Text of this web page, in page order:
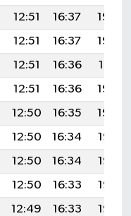
12:51 16:37
19:44
12:51 16:37
19:43
12:51 16:36
19:41
12:51 16:36
19:40
12:50 16:35
19:39
12:50 16:34
19:37
12:50 16:34
19:36
12:50 16:33
19:35
12:49 16:33
19:33